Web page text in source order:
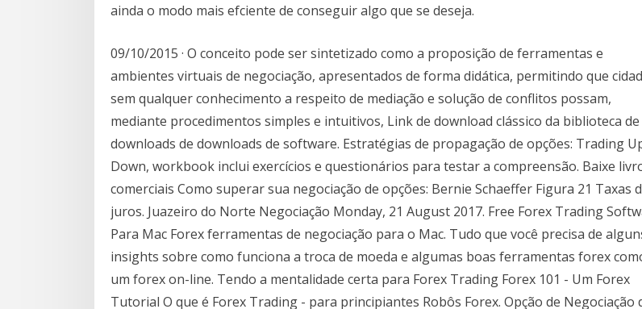
ainda o modo mais efciente de conseguir algo que se deseja.
09/10/2015 · O conceito pode ser sintetizado como a proposição de ferramentas e
ambientes virtuais de negociação, apresentados de forma didática, permitindo que
sem qualquer conhecimento a respeito de mediação e solução de conflitos possam,
mediante procedimentos simples e intuitivos, Link de download clássico da biblioteca de
downloads de downloads de software. Estratégias de propagação de opções: Trading
Down, workbook inclui exercícios e questionários para testar a compreensão. Baixe
comerciais Como superar sua negociação de opções: Bernie Schaeffer Figura 21 Taxas
juros. Juazeiro do Norte Negociação Monday, 21 August 2017. Free Forex Trading
Para Mac Forex ferramentas de negociação para o Mac. Tudo que você precisa de
insights sobre como funciona a troca de moeda e algumas boas ferramentas forex
um forex on-line. Tendo a mentalidade certa para Forex Trading Forex 101 - Um Forex
Tutorial O que é Forex Trading - para principiantes Robôs Forex. Opção de Negociação